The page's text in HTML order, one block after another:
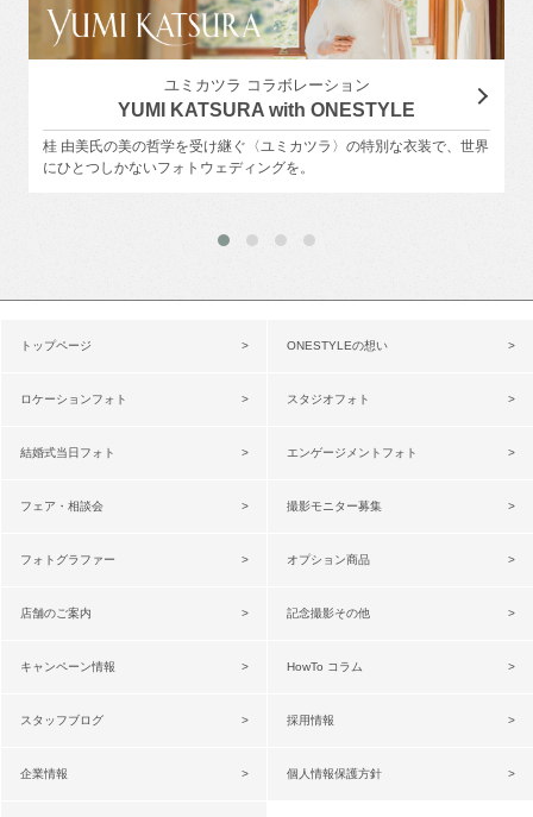
ユミカツラ コラボレーション
YUMI KATSURA with ONESTYLE
桂 由美氏の美の哲学を受け継ぐ〈ユミカツラ〉の特別な衣装で、世界
にひとつしかないフォトウェディングを。
トップページ ONESTYLEの想い
ロケーションフォト スタジオフォト
結婚式当日フォト エンゲージメントフォト
フェア・相談会 撮影モニター募集
フォトグラファー オプション商品
店舗のご案内 記念撮影その他
キャンペーン情報 HowTo コラム
スタッフブログ 採用情報
企業情報 個人情報保護方針